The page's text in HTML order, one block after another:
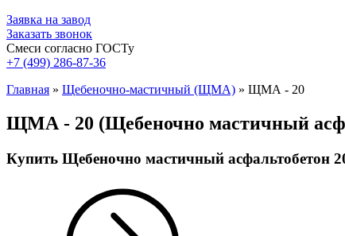
Заявка на завод
Заказать звонок
Смеси согласно ГОСТу
+7 (499) 286-87-36
Главная » Щебеночно-мастичный (ЩМА) » ЩМА - 20
ЩМА - 20 (Щебеночно мастичный
Купить Щебеночно мастичный асфальтобетон